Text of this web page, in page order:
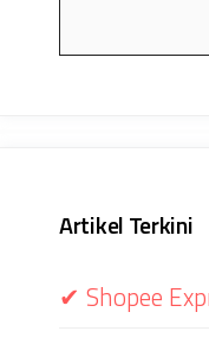
Artikel Terkini
✔ Shopee